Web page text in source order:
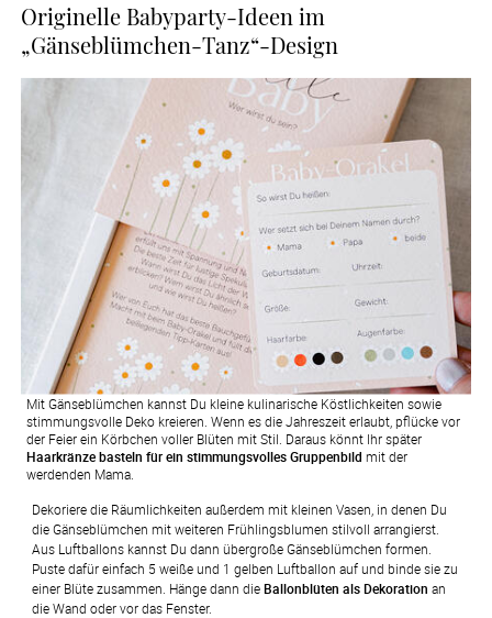
Originelle Babyparty-Ideen im
„Gänseblümchen-Tanz“-Design
Mit Gänseblümchen kannst Du kleine kulinarische Köstlichkeiten sowie
stimmungsvolle Deko kreieren. Wenn es die Jahreszeit erlaubt, pflücke vor
der Feier ein Körbchen voller Blüten mit Stil. Daraus könnt Ihr später
Haarkränze basteln für ein stimmungsvolles Gruppenbild mit der
werdenden Mama.
Dekoriere die Räumlichkeiten außerdem mit kleinen Vasen, in denen Du
die Gänseblümchen mit weiteren Frühlingsblumen stilvoll arrangierst.
Aus Luftballons kannst Du dann übergroße Gänseblümchen formen.
Puste dafür einfach 5 weiße und 1 gelben Luftballon auf und binde sie zu
einer Blüte zusammen. Hänge dann die Ballonblüten als Dekoration an
die Wand oder vor das Fenster.